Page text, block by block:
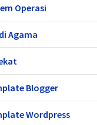
Operasi
Agama
Blogger
Wordpress